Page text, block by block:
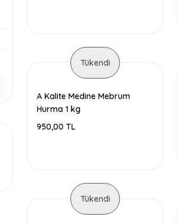
Tükendi
A Kalite Medine Mebrum
Hurma 1 kg
950,00 TL
Tükendi